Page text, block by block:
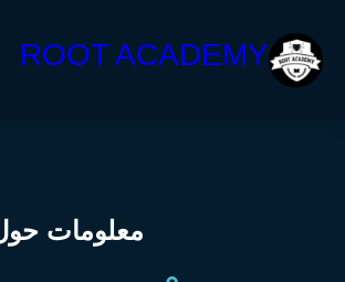
ROOT ACADEMY
معلومات